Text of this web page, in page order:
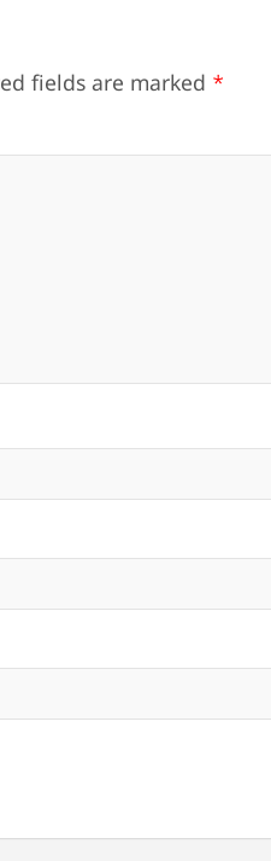
fields are marked *